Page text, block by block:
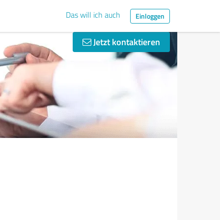
Das will ich auch Einloggen
Jetzt kontaktieren